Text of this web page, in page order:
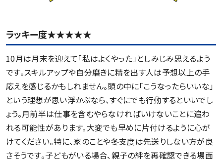
ラッキー度★★★★★
10月は月末を迎えて「私はよくやった」としみじみ思えるよう
です。スキルアップや自分磨きに精を出す人は予想以上の手
応えを感じるかもしれません。頭の中に「こうなったらいいな」
という理想が思い浮かぶなら、すぐにでも行動するといいでし
ょう。月前半は仕事を含むやらなければいけないことに追わ
れる可能性があります。大変でも早めに片付けるように心が
けてください。特に、家のことや冬支度は先送りしない方が良
さそうです。子どもがいる場合、親子の絆を再確認できる場面